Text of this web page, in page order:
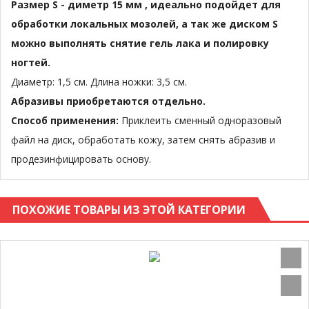
Размер S - диметр 15 мм , идеально подойдет для
обработки локальных мозолей, а так же диском S
можно выполнять снятие гель лака и полировку
ногтей.
Диаметр: 1,5 см. Длина ножки: 3,5 см.
Абразивы приобретаются отдельно.
Способ применения: Приклеить сменный одноразовый
файл на диск, обработать кожу, затем снять абразив и
продезинфицировать основу.
ПОХОЖИЕ ТОВАРЫ ИЗ ЭТОЙ КАТЕГОРИИ